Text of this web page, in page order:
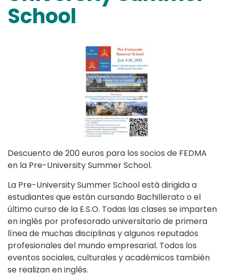
School
Descuento de 200 euros para los socios de FEDMA
en la Pre-University Summer School.
La Pre-University Summer School está dirigida a
estudiantes que están cursando Bachillerato o el
último curso de la E.S.O. Todas las clases se imparten
en inglés por profesorado universitario de primera
línea de muchas disciplinas y algunos reputados
profesionales del mundo empresarial. Todos los
eventos sociales, culturales y académicos también
se realizan en inglés.